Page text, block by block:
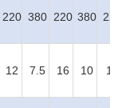
220 380 220 380 220
12 7.5 16 10 16